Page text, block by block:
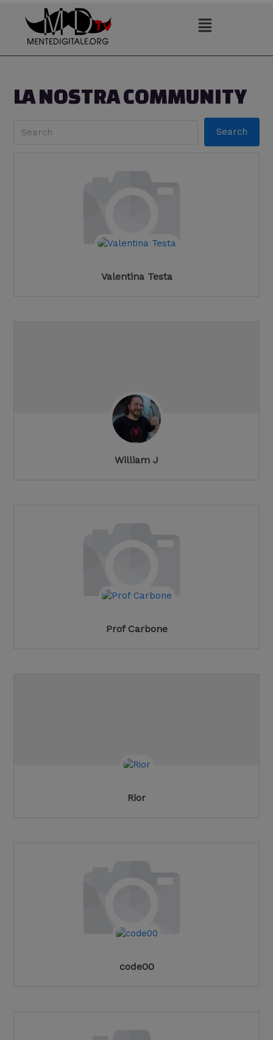
contenuto
LA NOSTRA COMMUNITY
Valentina Testa
William J
Prof Carbone
Rior
code00